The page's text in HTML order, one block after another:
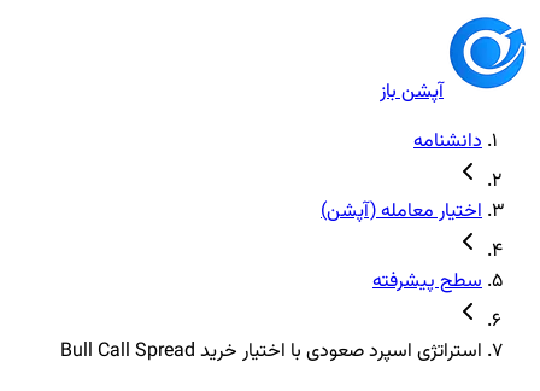
آپشن باز
دانشنامه
اختیار معامله (آپشن)
سطح پیشرفته
استراتژی اسپرد صعودی با اختیار خرید Bull Call Spread